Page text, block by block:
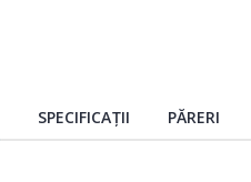
SPECIFICAȚII PĂRERI